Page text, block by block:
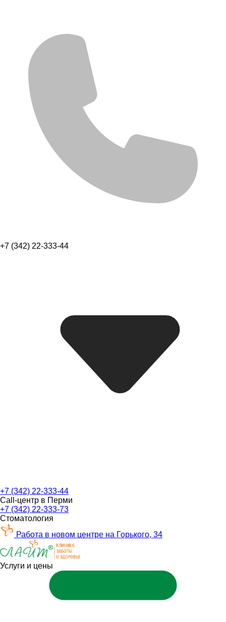
+7 (342) 22-333-44
+7 (342) 22-333-44
Call-центр в Перми
+7 (342) 22-333-73
Стоматология
Работа в новом центре на Горького, 34
Услуги и цены